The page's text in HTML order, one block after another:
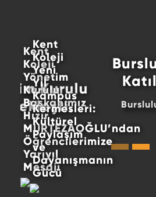
Bursluluk
Katılım ile
Bursluluk Sınavımız
Tamamlandı!
Kent
Koleji
Yönetim
Kurulu
Başkanımız
Hızır
MURTEZAOĞLU’ndan
Öğrencilerimize
Yarıyıl
Mesajı
Kent
Koleji
Yeni
Yıl
Kampüs
Kermesleri:
Kültürel
Paylaşım
ve
Dayanışmanın
Gücü